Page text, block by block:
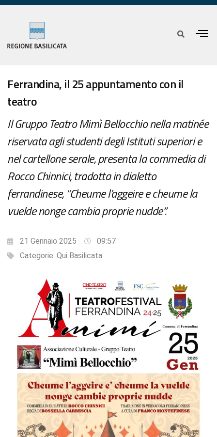
Ferrandina, il 25 appuntamento con il
teatro
Il Gruppo Teatro Mimì Bellocchio nella matinée
riservata agli studenti degli Istituti superiori e
nel cartellone serale, presenta la commedia di
Rocco Chinnici, tradotta in dialetto
ferrandinese, “Cheume l’aggeire e cheume la
vuelde nonge cambia proprie nudde”.
21 Gennaio 2025
09:57
Categorie: Qui Basilicata